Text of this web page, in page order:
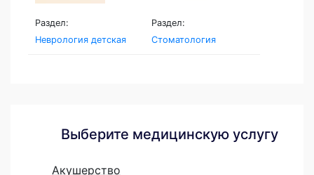
Раздел:
Неврология детская
Раздел:
Стоматология
Выберите медицинскую услугу
Акушерство